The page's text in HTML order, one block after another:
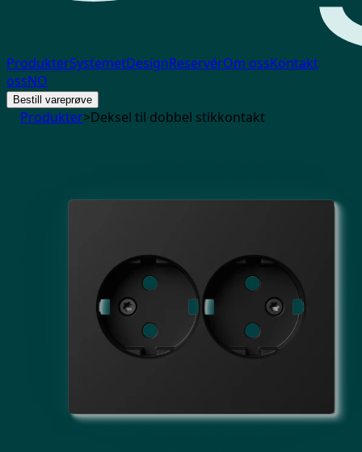
ProdukterSystemetDesignReservérOm ossKontakt
ossNO
Bestill vareprøve
Produkter>Deksel til dobbel stikkontakt